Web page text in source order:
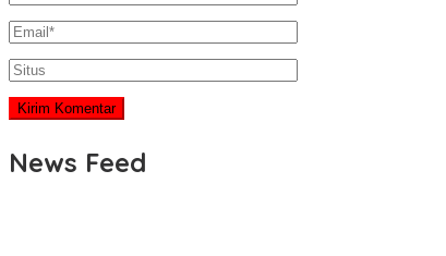
News Feed